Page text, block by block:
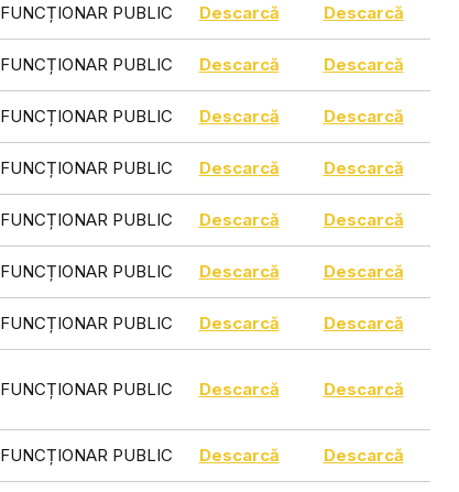
FUNCȚIONAR PUBLIC Descarcă Descarcă
FUNCȚIONAR PUBLIC Descarcă Descarcă
FUNCȚIONAR PUBLIC Descarcă Descarcă
FUNCȚIONAR PUBLIC Descarcă Descarcă
FUNCȚIONAR PUBLIC Descarcă Descarcă
FUNCȚIONAR PUBLIC Descarcă Descarcă
FUNCȚIONAR PUBLIC Descarcă Descarcă
FUNCȚIONAR PUBLIC Descarcă Descarcă
FUNCȚIONAR PUBLIC Descarcă Descarcă